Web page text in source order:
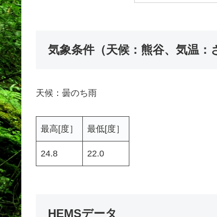
気象条件（天候：熊谷、気温：
天候：曇のち雨
最高[度］ 最低[度］
24.8 22.0
HEMSデータ